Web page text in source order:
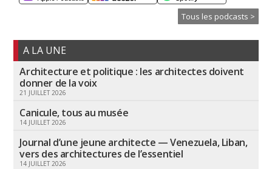
Tous les podcasts >
A LA UNE
Architecture et politique : les architectes doivent
donner de la voix
21 JUILLET 2026
Canicule, tous au musée
14 JUILLET 2026
Journal d’une jeune architecte — Venezuela, Liban,
vers des architectures de l’essentiel
14 JUILLET 2026